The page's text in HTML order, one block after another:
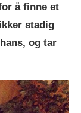
å finne et
stadig
og tar